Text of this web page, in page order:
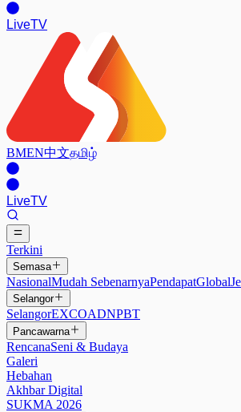
LiveTV
BMEN中文தமிழ்
LiveTV
Terkini
Semasa
NasionalMudah SebenarnyaPendapatGlobal
Selangor
SelangorEXCOADNPBT
Pancawarna
RencanaSeni & Budaya
Galeri
Hebahan
Akhbar Digital
SUKMA 2026